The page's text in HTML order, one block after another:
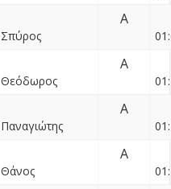
Σπύρος
Α
Θεόδωρος
Α
Παναγιώτης
Α
Θάνος
Α